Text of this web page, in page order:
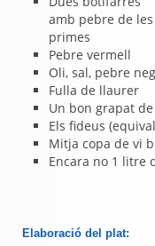
amb pebre de les
primes
Pebre vermell
Oli, sal, pebre
Fulla de llaurer
Un bon grapat
Els fideus
Mitja copa de vi
Encara no 1 litre
Elaboració del plat: